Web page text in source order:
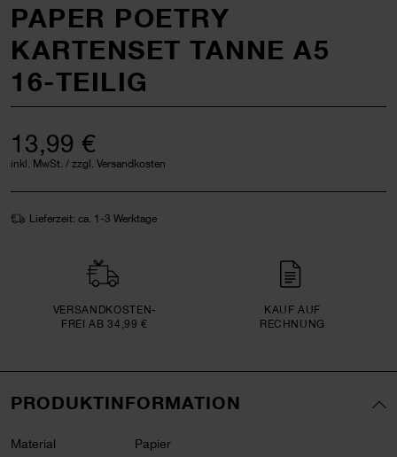
PAPER POETRY
KARTENSET TANNE A5
16-TEILIG
13,99 €
inkl. MwSt. / zzgl. Versandkosten
Lieferzeit: ca. 1-3 Werktage
VERSAND­KOSTEN­
FREI AB 34,99 €
KAUF AUF
RECHNUNG
PRODUKTINFORMATION
Material
Papier